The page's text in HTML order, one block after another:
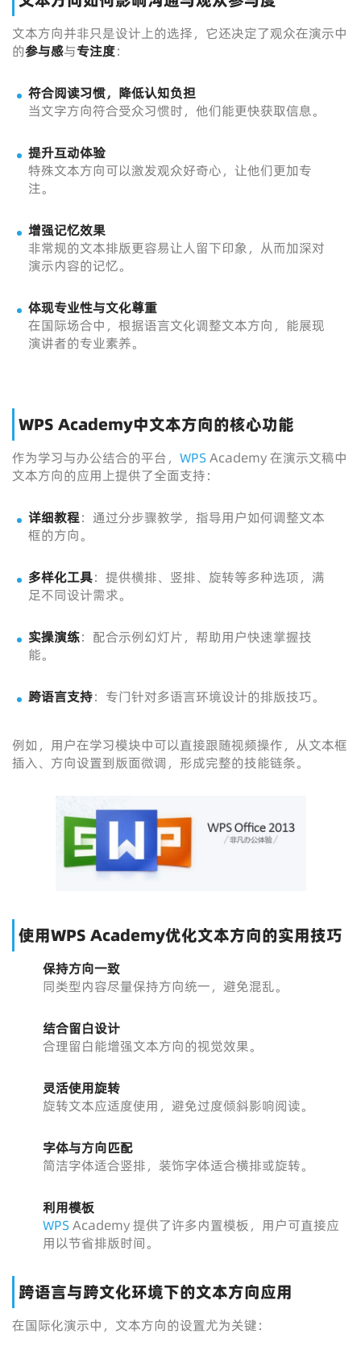
文本方向并非只是设计上的选择，它还决定了观众在演示中
的参与感与专注度：
符合阅读习惯，降低认知负担
当文字方向符合受众习惯时，他们能更快获取信息。
提升互动体验
特殊文本方向可以激发观众好奇心，让他们更加专
注。
增强记忆效果
非常规的文本排版更容易让人留下印象，从而加深对
演示内容的记忆。
体现专业性与文化尊重
在国际场合中，根据语言文化调整文本方向，能展现
演讲者的专业素养。
WPS Academy中文本方向的核心功能
作为学习与办公结合的平台， WPS Academy 在演示文稿中
文本方向的应用上提供了全面支持：
详细教程：通过分步骤教学，指导用户如何调整文本
框的方向。
多样化工具：提供横排、竖排、旋转等多种选项，满
足不同设计需求。
实操演练：配合示例幻灯片，帮助用户快速掌握技
能。
跨语言支持：专门针对多语言环境设计的排版技巧。
例如，用户在学习模块中可以直接跟随视频操作，从文本框
插入、方向设置到版面微调，形成完整的技能链条。
使用WPS Academy优化文本方向的实用技巧
保持方向一致
同类型内容尽量保持方向统一，避免混乱。
结合留白设计
合理留白能增强文本方向的视觉效果。
灵活使用旋转
旋转文本应适度使用，避免过度倾斜影响阅读。
字体与方向匹配
简洁字体适合竖排，装饰字体适合横排或旋转。
利用模板
WPS Academy 提供了许多内置模板，用户可直接应
用以节省排版时间。
跨语言与跨文化环境下的文本方向应用
在国际化演示中，文本方向的设置尤为关键：